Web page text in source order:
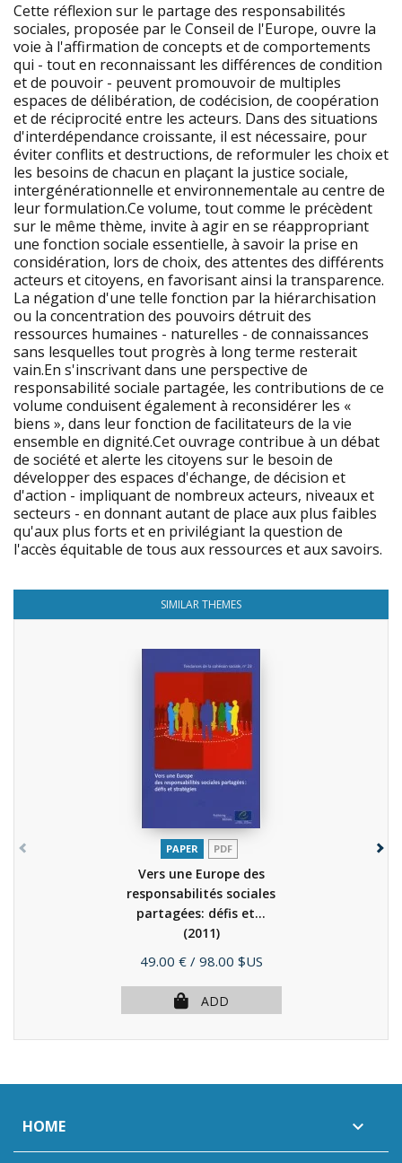
Cette réflexion sur le partage des responsabilités
sociales, proposée par le Conseil de l'Europe, ouvre la
voie à l'affirmation de concepts et de comportements
qui - tout en reconnaissant les différences de condition
et de pouvoir - peuvent promouvoir de multiples
espaces de délibération, de codécision, de coopération
et de réciprocité entre les acteurs. Dans des situations
d'interdépendance croissante, il est nécessaire, pour
éviter conflits et destructions, de reformuler les choix et
les besoins de chacun en plaçant la justice sociale,
intergénérationnelle et environnementale au centre de
leur formulation.Ce volume, tout comme le précèdent
sur le même thème, invite à agir en se réappropriant
une fonction sociale essentielle, à savoir la prise en
considération, lors de choix, des attentes des différents
acteurs et citoyens, en favorisant ainsi la transparence.
La négation d'une telle fonction par la hiérarchisation
ou la concentration des pouvoirs détruit des
ressources humaines - naturelles - de connaissances
sans lesquelles tout progrès à long terme resterait
vain.En s'inscrivant dans une perspective de
responsabilité sociale partagée, les contributions de ce
volume conduisent également à reconsidérer les «
biens », dans leur fonction de facilitateurs de la vie
ensemble en dignité.Cet ouvrage contribue à un débat
de société et alerte les citoyens sur le besoin de
développer des espaces d'échange, de décision et
d'action - impliquant de nombreux acteurs, niveaux et
secteurs - en donnant autant de place aux plus faibles
qu'aux plus forts et en privilégiant la question de
l'accès équitable de tous aux ressources et aux savoirs.
SIMILAR THEMES
PAPER PDF
Vers une Europe des
responsabilités sociales
partagées: défis et...
(2011)
Price
49.00 € / 98.00 $US
ADD
HOME 